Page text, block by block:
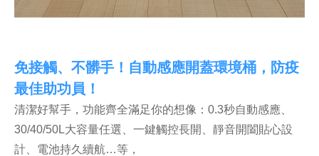
免接觸、不髒手！自動感應開蓋環境桶，防疫
最佳助功員 ！
清潔好幫手，功能齊全滿足你的想像：0.3秒自動感應、
30/40/50L大容量任選、一鍵觸控長開、靜音開闔貼心設
計、電池持久續航…等，